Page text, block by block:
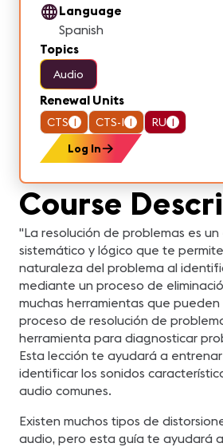
Course
"La resolución de problemas es
sistemático y lógico que te
naturaleza del problema al
mediante un proceso de
muchas herramientas que
proceso de resolución de
herramienta para diagnosticar
Esta lección te ayudará a
identificar los sonidos
audio comunes.
Existen muchos tipos de
audio, pero esta guía te ayudará
Language
Spanish
Topics
Audio
Renewal Units
CTS 1 CTS-I 1 RU 1
Log In